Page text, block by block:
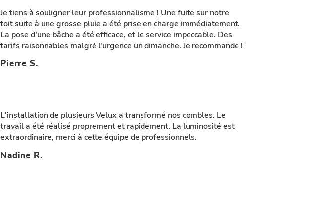
Je tiens à souligner leur professionnalisme ! Une fuite sur notre
toit suite à une grosse pluie a été prise en charge immédiatement.
La pose d'une bâche a été efficace, et le service impeccable. Des
tarifs raisonnables malgré l'urgence un dimanche. Je recommande !
Pierre S.
L'installation de plusieurs Velux a transformé nos combles. Le
travail a été réalisé proprement et rapidement. La luminosité est
extraordinaire, merci à cette équipe de professionnels.
Nadine R.